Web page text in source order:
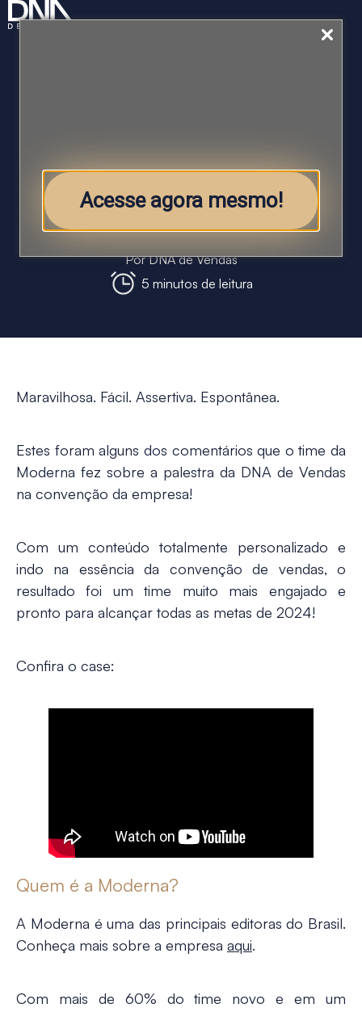
Acesse agora mesmo!
após palestra de vendas
transformadora!
Cases de Sucesso
PorDNA de Vendas
5 minutos de leitura
Maravilhosa. Fácil. Assertiva. Espontânea.
Estes foram alguns dos comentários que o time da
Moderna fez sobre a palestra da DNA de Vendas
na convenção da empresa!
Com um conteúdo totalmente personalizado e
indo na essência da convenção de vendas, o
resultado foi um time muito mais engajado e
pronto para alcançar todas as metas de 2024!
Confira o case:
Quem é a Moderna?
A Moderna é uma das principais editoras do Brasil.
Conheça mais sobre a empresa aqui.
Com mais de 60% do time novo e em um